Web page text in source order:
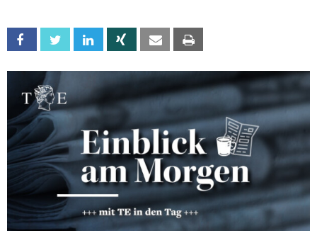
Facebook Twitter Linkedin Xing Email